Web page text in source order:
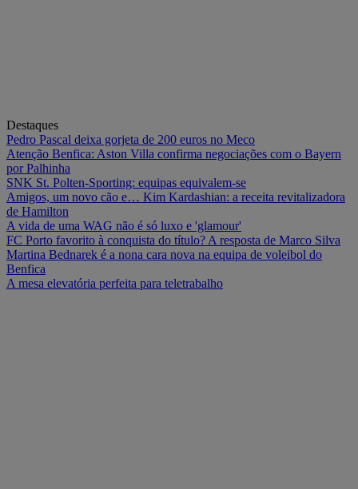
Destaques
Pedro Pascal deixa gorjeta de 200 euros no Meco
Atenção Benfica: Aston Villa confirma negociações com o Bayern
por Palhinha
SNK St. Polten-Sporting: equipas equivalem-se
Amigos, um novo cão e… Kim Kardashian: a receita revitalizadora
de Hamilton
A vida de uma WAG não é só luxo e 'glamour'
FC Porto favorito à conquista do título? A resposta de Marco Silva
Martina Bednarek é a nona cara nova na equipa de voleibol do
Benfica
A mesa elevatória perfeita para teletrabalho